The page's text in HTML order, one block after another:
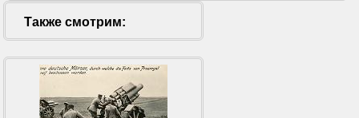
Также смотрим: